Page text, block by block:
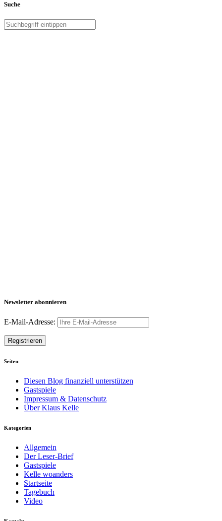
Suche
Newsletter abonnieren
E-Mail-Adresse:
Seiten
Diesen Blog finanziell unterstützen
Gastspiele
Impressum & Datenschutz
Über Klaus Kelle
Kategorien
Allgemein
Der Leser-Brief
Gastspiele
Kelle woanders
Startseite
Tagebuch
Video